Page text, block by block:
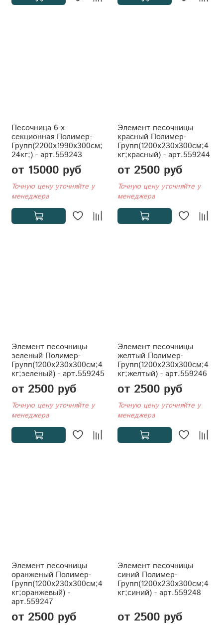
Песочница 6-х
секционная Полимер-
Групп(2200x1990x300см;
24кг;) - арт.559243
от 15000 руб
Точную цену уточняйте у
менеджера
Элемент песочницы
красный Полимер-
Групп(1200x230x300см;4
кг;красный) - арт.559244
от 2500 руб
Точную цену уточняйте у
менеджера
Элемент песочницы
зеленый Полимер-
Групп(1200x230x300см;4
кг;зеленый) - арт.559245
от 2500 руб
Точную цену уточняйте у
менеджера
Элемент песочницы
желтый Полимер-
Групп(1200x230x300см;4
кг;желтый) - арт.559246
от 2500 руб
Точную цену уточняйте у
менеджера
Элемент песочницы
оранженый Полимер-
Групп(1200x230x300см;4
кг;оранжевый) -
арт.559247
от 2500 руб
Элемент песочницы
синий Полимер-
Групп(1200x230x300см;4
кг;синий) - арт.559248
от 2500 руб